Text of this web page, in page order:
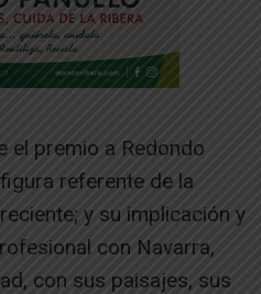
el premio a Redondo
referente de la
y su implicación y
con Navarra,
con sus paisajes, sus